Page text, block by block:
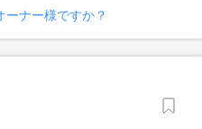
ーナー様ですか？